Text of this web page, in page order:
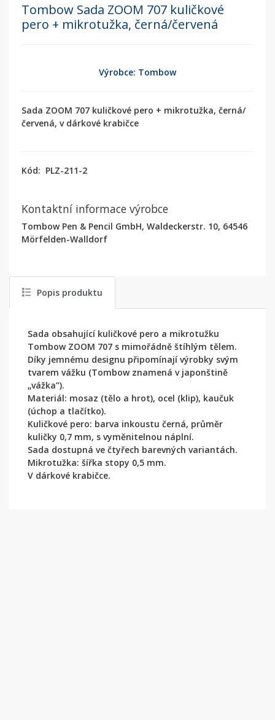
Tombow Sada ZOOM 707 kuličkové
pero + mikrotužka, černá/červená
Výrobce: Tombow
Sada ZOOM 707 kuličkové pero + mikrotužka, černá/
červená, v dárkové krabičce
Kód: PLZ-211-2
Kontaktní informace výrobce
Tombow Pen & Pencil GmbH, Waldeckerstr. 10, 64546
Mörfelden-Walldorf
Popis produktu
Sada obsahující kuličkové pero a mikrotužku
Tombow ZOOM 707 s mimořádně štíhlým tělem.
Díky jemnému designu připomínají výrobky svým
tvarem vážku (Tombow znamená v japonštině
„vážka”).
Materiál: mosaz (tělo a hrot), ocel (klip), kaučuk
(úchop a tlačítko).
Kuličkové pero: barva inkoustu černá, průměr
kuličky 0,7 mm, s vyměnitelnou náplní.
Sada dostupná ve čtyřech barevných variantách.
Mikrotužka: šířka stopy 0,5 mm.
V dárkové krabičce.